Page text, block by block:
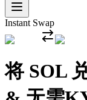
Instant Swap
将 SOL